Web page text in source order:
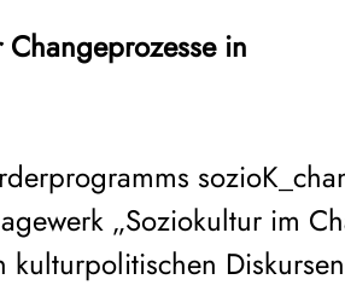
in
„Soziokultur im